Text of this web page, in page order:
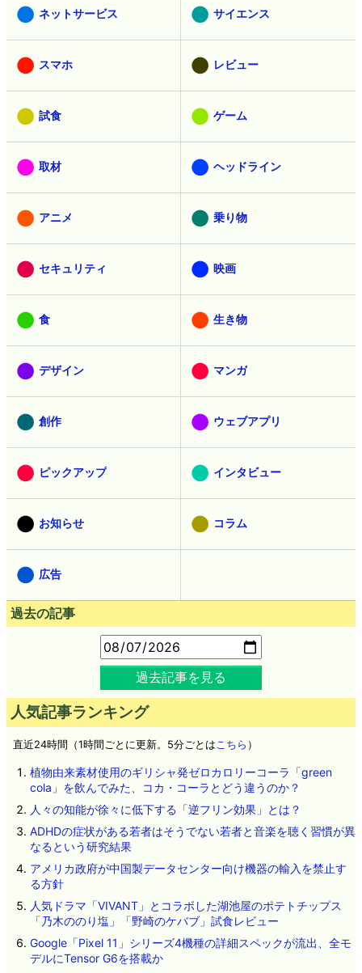
ネットサービス サイエンス
スマホ レビュー
試食 ゲーム
取材 ヘッドライン
アニメ 乗り物
セキュリティ 映画
食 生き物
デザイン マンガ
創作 ウェブアプリ
ピックアップ インタビュー
お知らせ コラム
広告
過去の記事
過去記事を見る
人気記事ランキング
直近24時間（1時間ごとに更新。5分ごとはこちら ）
植物由来素材使用のギリシャ発ゼロカロリーコーラ「green
cola」を飲んでみた、コカ・コーラとどう違うのか？
人々の知能が徐々に低下する「逆フリン効果」とは？
ADHDの症状がある若者はそうでない若者と音楽を聴く習慣が異
なるという研究結果
アメリカ政府が中国製データセンター向け機器の輸入を禁止す
る方針
人気ドラマ「VIVANT」とコラボした湖池屋のポテトチップス
「乃木ののり塩」「野崎のケバブ」試食レビュー
Google「Pixel 11」シリーズ4機種の詳細スペックが流出、全モ
デルにTensor G6を搭載か